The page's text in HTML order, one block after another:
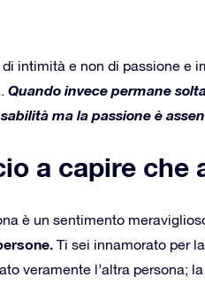
intimità e non di passione e
Quando invece permane
ma la passione è
a capire che
è un sentimento
Ti sei innamorato per
veramente l’altra persona; la